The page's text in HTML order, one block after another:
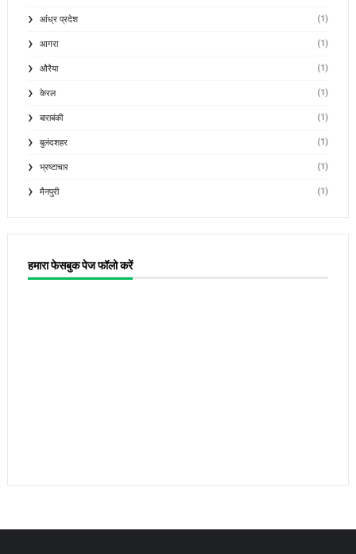
आंध्र प्रदेश (1)
आगरा (1)
औरैया (1)
केरल (1)
बाराबंकी (1)
बुलंदशहर (1)
भ्रष्टाचार (1)
मैनपुरी (1)
हमारा फेसबुक पेज फॉलो करें